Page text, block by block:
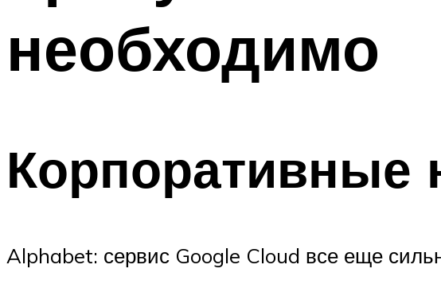
необходимо
Корпоративные
Alphabet: сервис Google Cloud все еще